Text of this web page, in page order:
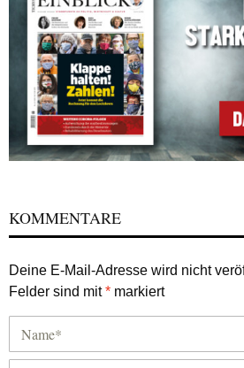
KOMMENTARE
Deine E-Mail-Adresse wird nicht
Felder sind mit* markiert